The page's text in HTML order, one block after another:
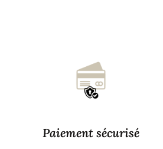
Paiement sécurisé